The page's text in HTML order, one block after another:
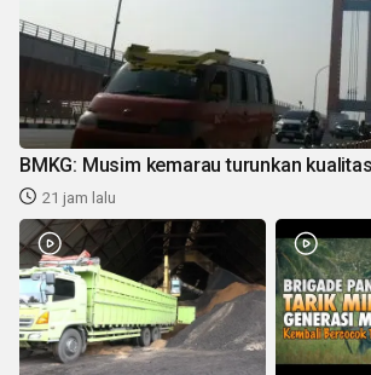
BMKG: Musim kemarau turunkan
21 jam lalu